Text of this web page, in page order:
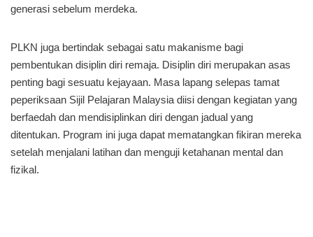
generasi sebelum merdeka.
PLKN juga bertindak sebagai satu makanisme bagi
pembentukan disiplin diri remaja. Disiplin diri merupakan asas
penting bagi sesuatu kejayaan. Masa lapang selepas tamat
peperiksaan Sijil Pelajaran Malaysia diisi dengan kegiatan yang
berfaedah dan mendisiplinkan diri dengan jadual yang
ditentukan. Program ini juga dapat mematangkan fikiran mereka
setelah menjalani latihan dan menguji ketahanan mental dan
fizikal.